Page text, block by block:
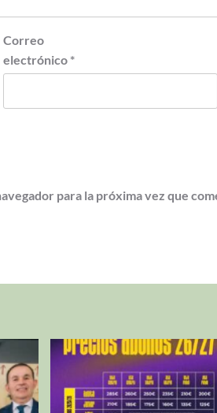
Correo
electrónico *
para la próxima vez que